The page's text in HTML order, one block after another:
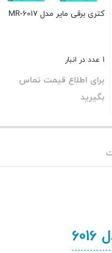
کتری برقی مایر مدل MR-6017
1 عدد در انبار
برای اطلاع قیمت تماس
بگیرید